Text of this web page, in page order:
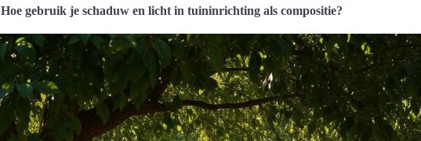
Hoe gebruik je schaduw en licht in tuininrichting als compositie?